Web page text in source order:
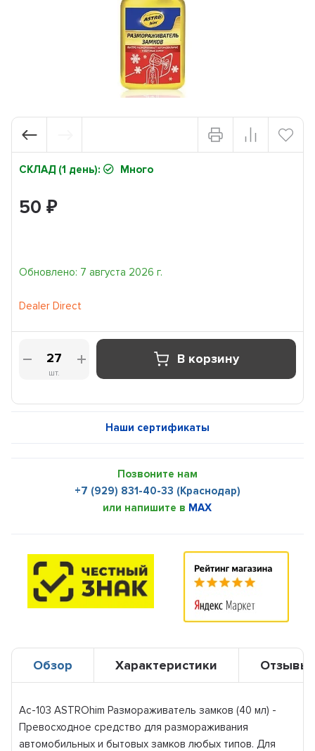
СКЛАД (1 день): Много
50₽
Обновлено: 7 августа 2026 г.
Dealer Direct
шт.
В корзину
Наши сертификаты
Позвоните нам
+7 (929) 831-40-33 (Краснодар)
или напишите в MAX
Обзор Характеристики Отзывы
Ас-103 ASTROhim Размораживатель замков (40 мл) -
Превосходное средство для размораживания
автомобильных и бытовых замков любых типов. Для